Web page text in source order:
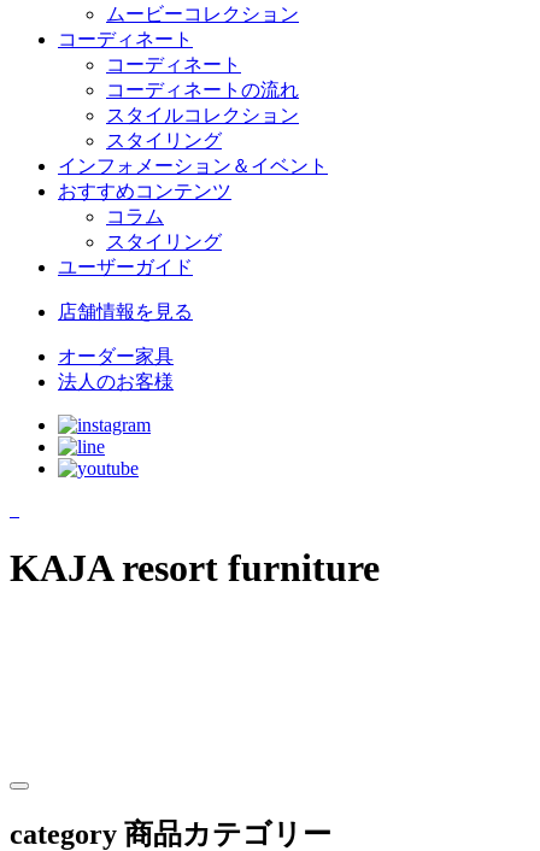
ムービーコレクション
コーディネート
コーディネート
コーディネートの流れ
スタイルコレクション
スタイリング
インフォメーション＆イベント
おすすめコンテンツ
コラム
スタイリング
ユーザーガイド
店舗情報 を見る
オーダー家具
法人のお客様
KAJA resort furniture
category 商品カテゴリー